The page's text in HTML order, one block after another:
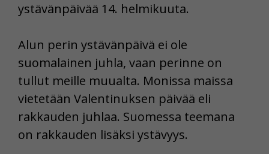
ystävänpäivää 14. helmikuuta.
Alun perin ystävänpäivä ei ole
suomalainen juhla, vaan perinne on
tullut meille muualta. Monissa maissa
vietetään Valentinuksen päivää eli
rakkauden juhlaa. Suomessa teemana
on rakkauden lisäksi ystävyys.